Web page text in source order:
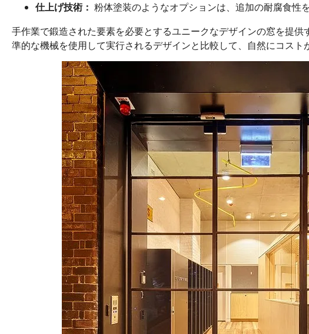
仕上げ技術： 粉体塗装のようなオプションは、追加の耐腐食性
手作業で鍛造された要素を必要とするユニークなデザインの窓を提
準的な機械を使用して実行されるデザインと比較して、自然にコスト